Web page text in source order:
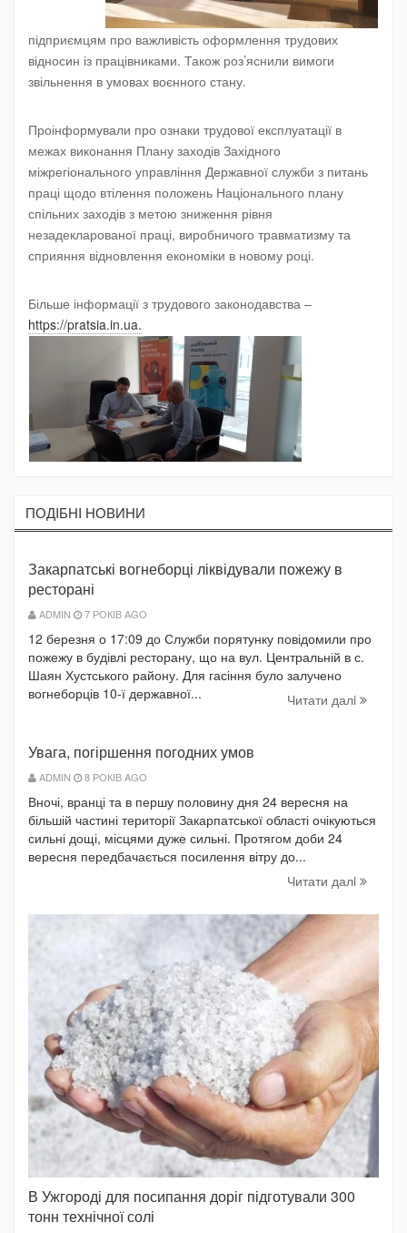
підприємцям про важливість оформлення трудових
відносин із працівниками. Також роз’яснили вимоги
звільнення в умовах воєнного стану.
Проінформували про ознаки трудової експлуатації в
межах виконання Плану заходів Західного
міжрегіонального управління Державної служби з питань
праці щодо втілення положень Національного плану
спільних заходів з метою зниження рівня
незадекларованої праці, виробничого травматизму та
сприяння відновлення економіки в новому році.
Більше інформації з трудового законодавства –
https://pratsia.in.ua.
ПОДIБНI НОВИНИ
Закарпатські вогнеборці ліквідували пожежу в
ресторані
ADMIN 7 РОКІВ AGO
12 березня о 17:09 до Служби порятунку повідомили про
пожежу в будівлі ресторану, що на вул. Центральній в с.
Шаян Хустського району. Для гасіння було залучено
вогнеборців 10-ї державної...
Читати далi
Увага, погіршення погодних умов
ADMIN 8 РОКІВ AGO
Вночі, вранці та в першу половину дня 24 вересня на
більшій частині території Закарпатської області очікуються
сильні дощі, місцями дуже сильні. Протягом доби 24
вересня передбачається посилення вітру до...
Читати далi
В Ужгороді для посипання доріг підготували 300
тонн технічної солі